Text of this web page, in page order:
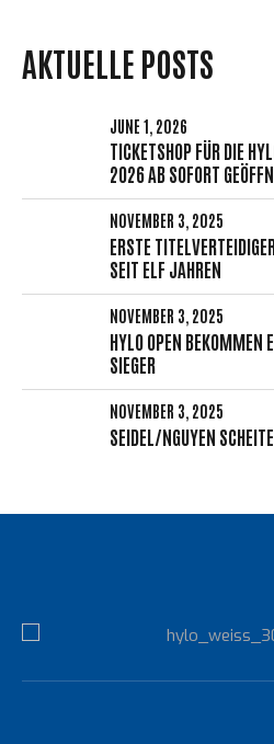
AKTUELLE POSTS
JUNE 1, 2026
TICKETSHOP FÜR DIE
2026 AB SOFORT
NOVEMBER 3, 2025
ERSTE
SEIT ELF JAHREN
NOVEMBER 3, 2025
HYLO OPEN BEKOMMEN
SIEGER
NOVEMBER 3, 2025
SEIDEL/NGUYEN